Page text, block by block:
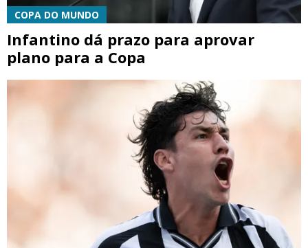
COPA DO MUNDO
Infantino dá prazo para aprovar
plano para a Copa